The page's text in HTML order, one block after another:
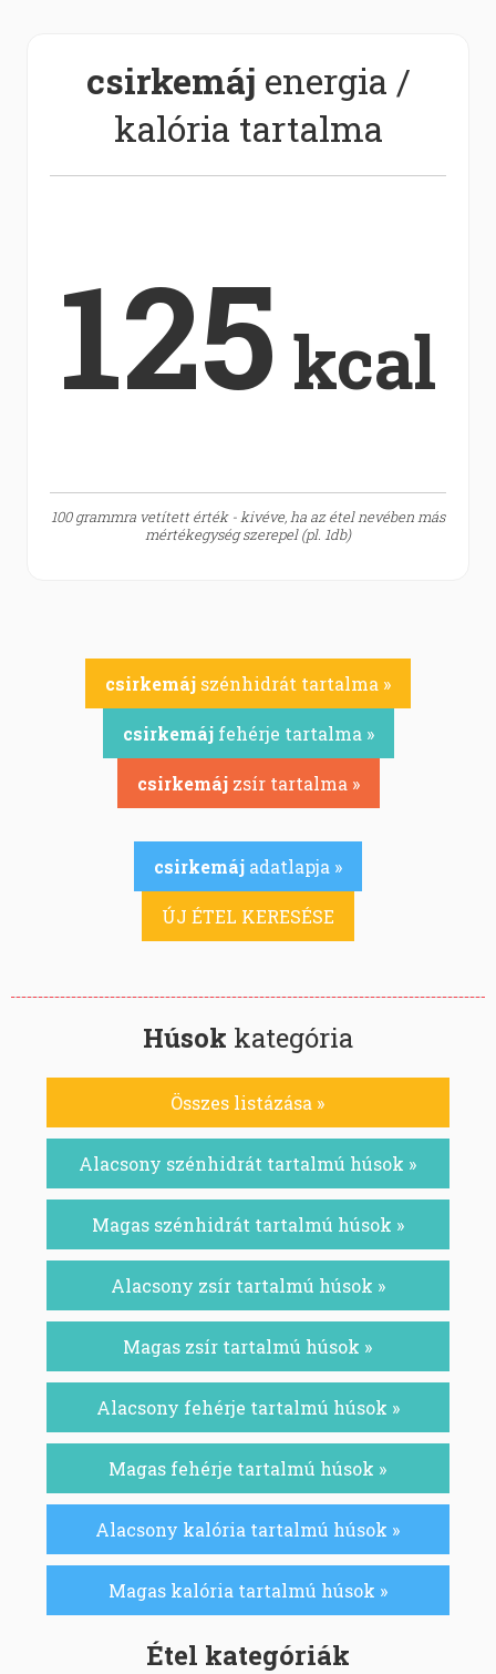
csirkemáj energia /
kalória tartalma
125 kcal
100 grammra vetített érték - kivéve, ha az étel nevében más
mértékegység szerepel (pl. 1db)
csirkemáj szénhidrát tartalma »
csirkemájfehérje tartalma »
csirkemájzsír tartalma »
csirkemáj adatlapja »
ÚJ ÉTEL KERESÉSE
Húsok kategória
Összes listázása »
Alacsony szénhidrát tartalmú húsok »
Magas szénhidrát tartalmú húsok »
Alacsony zsír tartalmú húsok »
Magas zsír tartalmú húsok »
Alacsony fehérje tartalmú húsok »
Magas fehérje tartalmú húsok »
Alacsony kalória tartalmú húsok »
Magas kalória tartalmú húsok »
Étel kategóriák